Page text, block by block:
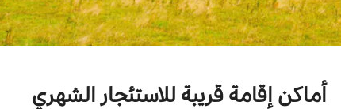
أماكن إقامة قريبة للاستئجار الشهري